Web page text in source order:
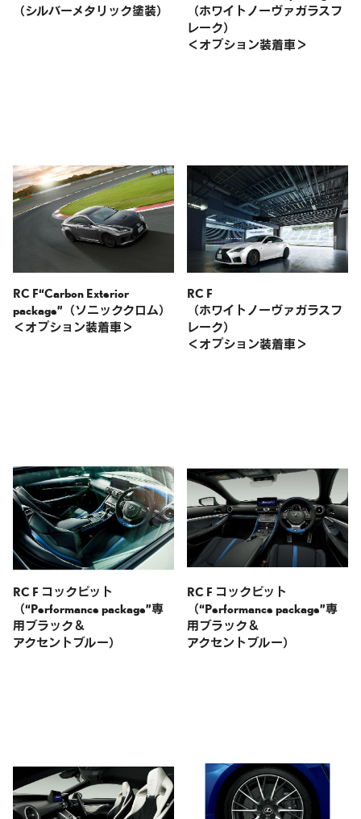
（シルバーメタリック塗装）
（ホワイトノーヴァガラスフ
レーク）
＜オプション装着車＞
RC F“Carbon Exterior
package” （ソニッククロム）
＜オプション装着車＞
RC F
（ホワイトノーヴァガラスフ
レーク）
＜オプション装着車＞
RC F コックピット
（“Performance package”専
用ブラック＆
アクセントブルー）
RC F コックピット
（“Performance package”専
用ブラック＆
アクセントブルー）